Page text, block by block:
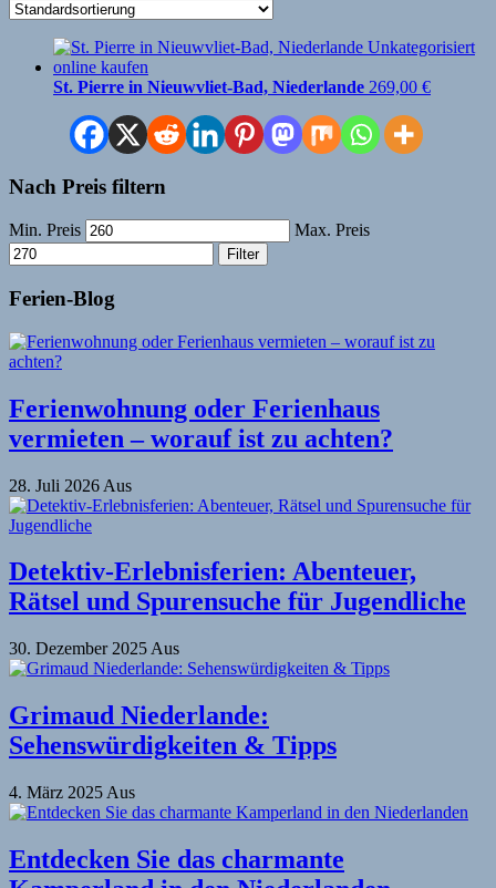
St. Pierre in Nieuwvliet-Bad, Niederlande 269,00 €
Nach Preis filtern
Min. Preis Max. Preis
Filter
Ferien-Blog
Ferienwohnung oder Ferienhaus
vermieten – worauf ist zu achten?
28. Juli 2026 Aus
Detektiv-Erlebnisferien: Abenteuer,
Rätsel und Spurensuche für Jugendliche
30. Dezember 2025 Aus
Grimaud Niederlande:
Sehenswürdigkeiten & Tipps
4. März 2025 Aus
Entdecken Sie das charmante